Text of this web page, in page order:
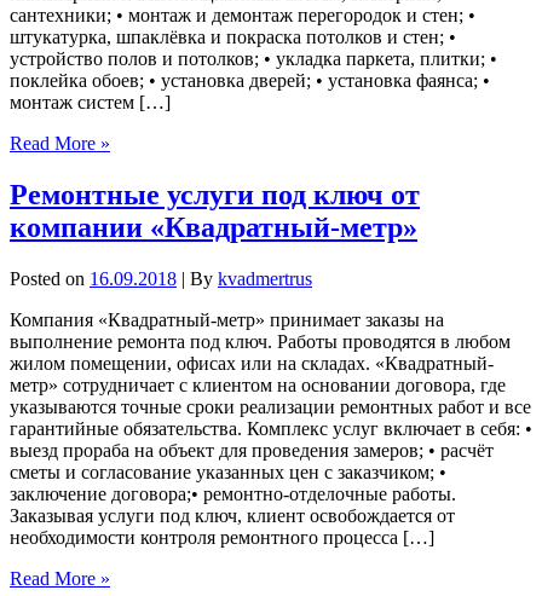
сантехники; • монтаж и демонтаж перегородок и стен; •
штукатурка, шпаклёвка и покраска потолков и стен; •
устройство полов и потолков; • укладка паркета, плитки; •
поклейка обоев; • установка дверей; • установка фаянса; •
монтаж систем […]
Read More »
Ремонтные услуги под ключ от
компании «Квадратный-метр»
Posted on 16.09.2018 | By kvadmertrus
Компания «Квадратный-метр» принимает заказы на
выполнение ремонта под ключ. Работы проводятся в любом
жилом помещении, офисах или на складах. «Квадратный-
метр» сотрудничает с клиентом на основании договора, где
указываются точные сроки реализации ремонтных работ и все
гарантийные обязательства. Комплекс услуг включает в себя: •
выезд прораба на объект для проведения замеров; • расчёт
сметы и согласование указанных цен с заказчиком; •
заключение договора;• ремонтно-отделочные работы.
Заказывая услуги под ключ, клиент освобождается от
необходимости контроля ремонтного процесса […]
Read More »